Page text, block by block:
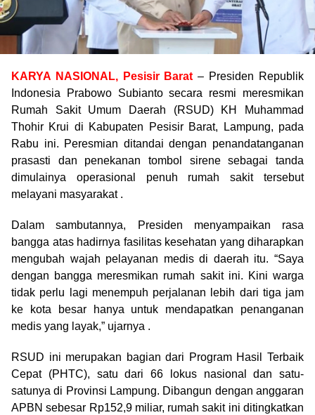
KARYA NASIONAL, Pesisir Barat – Presiden Republik
Indonesia Prabowo Subianto secara resmi meresmikan
Rumah Sakit Umum Daerah (RSUD) KH Muhammad
Thohir Krui di Kabupaten Pesisir Barat, Lampung, pada
Rabu ini. Peresmian ditandai dengan penandatanganan
prasasti dan penekanan tombol sirene sebagai tanda
dimulainya operasional penuh rumah sakit tersebut
melayani masyarakat .
Dalam sambutannya, Presiden menyampaikan rasa
bangga atas hadirnya fasilitas kesehatan yang diharapkan
mengubah wajah pelayanan medis di daerah itu. “Saya
dengan bangga meresmikan rumah sakit ini. Kini warga
tidak perlu lagi menempuh perjalanan lebih dari tiga jam
ke kota besar hanya untuk mendapatkan penanganan
medis yang layak,” ujarnya .
RSUD ini merupakan bagian dari Program Hasil Terbaik
Cepat (PHTC), satu dari 66 lokus nasional dan satu-
satunya di Provinsi Lampung. Dibangun dengan anggaran
APBN sebesar Rp152,9 miliar, rumah sakit ini ditingkatkan